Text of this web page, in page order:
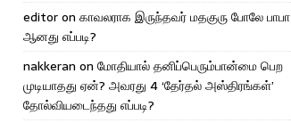
editoron காவலராக இருந்தவர் மதகுரு போலே பாபா
ஆனது எப்படி?
nakkeran on மோதியால் தனிப்பெரும்பான்மை பெற
முடியாதது ஏன்? அவரது 4 ‘தேர்தல் அஸ்திரங்கள்’
தோல்வியடைந்தது எப்படி?